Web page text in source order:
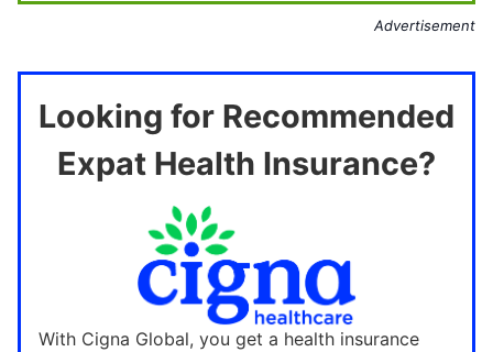
Advertisement
Looking for Recommended
Expat Health Insurance?
With Cigna Global, you get a health insurance